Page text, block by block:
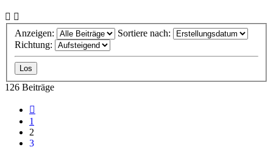
Anzeigen:
Sortiere nach:
Richtung:
126 Beiträge
1
2
3